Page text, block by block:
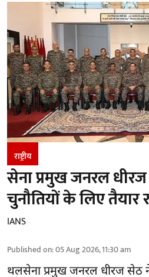
राष्ट्रीय
सेना प्रमुख जनरल
चुनौतियों के लिए तैयार
IANS
Published on:05 Aug 2026, 11:30 am
थलसेना प्रमुख जनरल धीरज सेठ